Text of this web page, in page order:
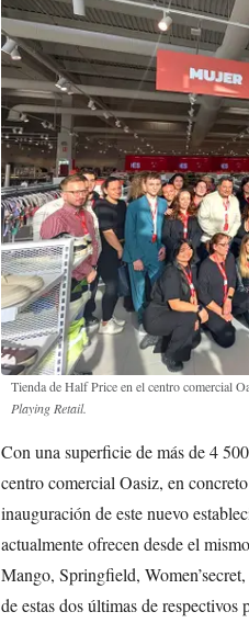
Tienda de Half Price en el centro comercial
Playing Retail.
Con una superficie de más de 4
centro comercial Oasiz, en
inauguración de este nuevo
actualmente ofrecen desde el
Mango, Springfield,
de estas dos últimas de